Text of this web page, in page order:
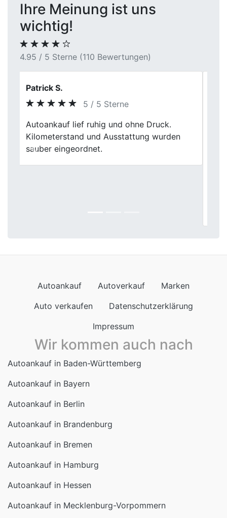
Ihre Meinung ist uns
wichtig!
4.95 / 5 Sterne (110 Bewertungen)
Holger
5 / 5 Sterne
Ich habe hier mein Auto verkauft und war
sehr zufrieden mit dem Preis, den ich
bekommen habe. Die Mitarbeiter waren
Previous
Autoankauf Autoverkauf
Marken
Auto verkaufen
Datenschutzerklärung
Impressum
Wir kommen auch nach
Autoankauf in Baden-Württemberg
Autoankauf in Bayern
Autoankauf in Berlin
Autoankauf in Brandenburg
Autoankauf in Bremen
Autoankauf in Hamburg
Autoankauf in Hessen
Autoankauf in Mecklenburg-Vorpommern